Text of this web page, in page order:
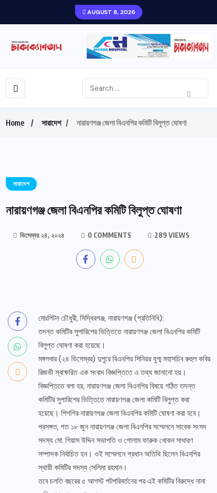
AUGUST 8, 2026
Home সারাদেশ নারায়ণগঞ্জ জেলা বিএনপির কমিটি বিলুপ্ত ঘোষণা
সারাদেশ
নারায়ণগঞ্জ জেলা বিএনপির কমিটি বিলুপ্ত ঘোষণা
ডিসেম্বর ২৪, ২০২৪ 0 COMMENTS 289 VIEWS
মোঃলিটন চৌধুরী, সিদ্ধিরগঞ্জ, নারায়ণগঞ্জ (প্রতিনিধি):
তদন্ত কমিটির সুপারিশের ভিত্তিতে নারায়ণগঞ্জ জেলা বিএনপির কমিটি
বিলুপ্ত ঘোষণা করা হয়েছে।
মঙ্গলবার (২৪ ডিসেম্বর) দুপুরে বিএনপির সিনিয়র যুগ্ম মহাসচিব রুহুল কবির
রিজভী স্বাক্ষরিত এক সংবাদ বিজ্ঞপ্তিতে এ তথ্য জানানো হয়।
বিজ্ঞপ্তিতে বলা হয়, নারায়ণগঞ্জ জেলা বিএনপির বিষয়ে গঠিত তদন্ত
কমিটির সুপারিশের ভিত্তিতে নারায়ণগঞ্জ জেলা কমিটি বিলুপ্ত করা
হয়েছে। শিগগির নারায়ণগঞ্জ জেলা বিএনপির কমিটি ঘোষণা করা হবে।
প্রসঙ্গত, গত ১৮ জুন নারায়ণগঞ্জ জেলা বিএনপির সম্মেলনে সাবেক সংসদ
সদস্য মো. গিয়াস উদ্দিন সভাপতি ও গোলাম ফারুক খোকন সাধারণ
সম্পাদক নির্বাচিত হন। ওই সম্মেলনে প্রধান অতিথি ছিলেন বিএনপির
স্থায়ী কমিটির সদস্য সেলিমা রহমান।
তবে চলতি বছরের ৫ আগস্ট পটপরিবর্তনের পর এই কমিটির বিরুদ্ধে নানা